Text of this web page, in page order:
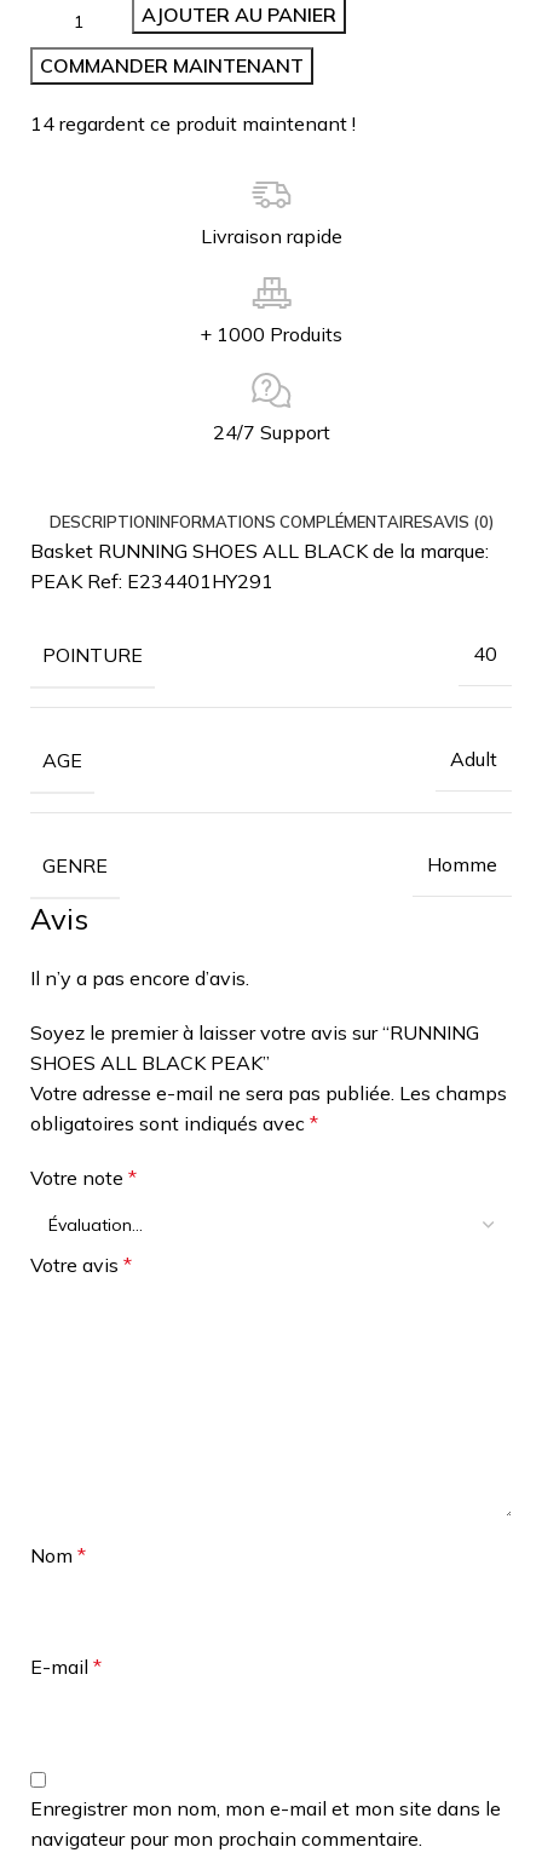
AJOUTER AU PANIER
COMMANDER MAINTENANT
14 regardent ce produit maintenant !
Livraison rapide
+ 1000 Produits
24/7 Support
DESCRIPTIONINFORMATIONS COMPLÉMENTAIRESAVIS (0)
Basket RUNNING SHOES ALL BLACK de la marque:
PEAK Ref: E234401HY291
POINTURE 40
AGE Adult
GENRE Homme
Avis
Il n’y a pas encore d’avis.
Soyez le premier à laisser votre avis sur “RUNNING
SHOES ALL BLACK PEAK”
Votre adresse e-mail ne sera pas publiée. Les champs
obligatoires sont indiqués avec *
Votre note *
Votre avis *
Nom *
E-mail *
Enregistrer mon nom, mon e-mail et mon site dans le
navigateur pour mon prochain commentaire.